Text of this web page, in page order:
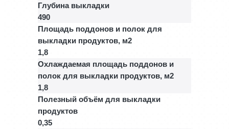
Глубина выкладки
490
Площадь поддонов и полок для
выкладки продуктов, м2
1,8
Охлаждаемая площадь поддонов и
полок для выкладки продуктов, м2
1,8
Полезный объём для выкладки
продуктов
0,35